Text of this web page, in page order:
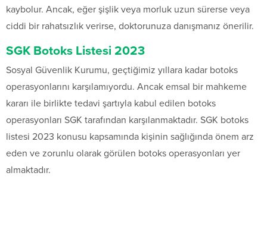
kaybolur. Ancak, eğer şişlik veya morluk uzun sürerse veya
ciddi bir rahatsızlık verirse, doktorunuza danışmanız önerilir.
SGK Botoks Listesi 2023
Sosyal Güvenlik Kurumu, geçtiğimiz yıllara kadar botoks
operasyonlarını karşılamıyordu. Ancak emsal bir mahkeme
kararı ile birlikte tedavi şartıyla kabul edilen botoks
operasyonları SGK tarafından karşılanmaktadır. SGK botoks
listesi 2023 konusu kapsamında kişinin sağlığında önem arz
eden ve zorunlu olarak görülen botoks operasyonları yer
almaktadır.